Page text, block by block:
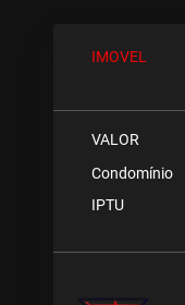
IMOVEL
VALOR
Condomínio
IPTU